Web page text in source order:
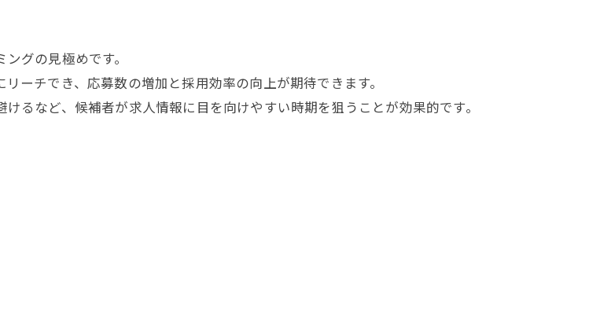
グの見極めです。
ーチでき、応募数の増加と採用効率の向上が期待できます。
るなど、候補者が求人情報に目を向けやすい時期を狙うことが効果的です。